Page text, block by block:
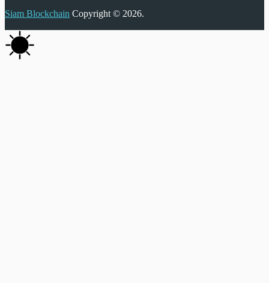
Siam Blockchain Copyright © 2026.